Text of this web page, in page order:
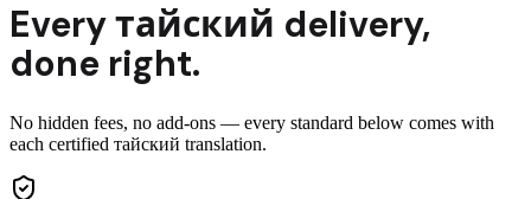
Everyтайский delivery,
done right.
No hidden fees, no add-ons — every standard below comes with
each certified тайский translation.